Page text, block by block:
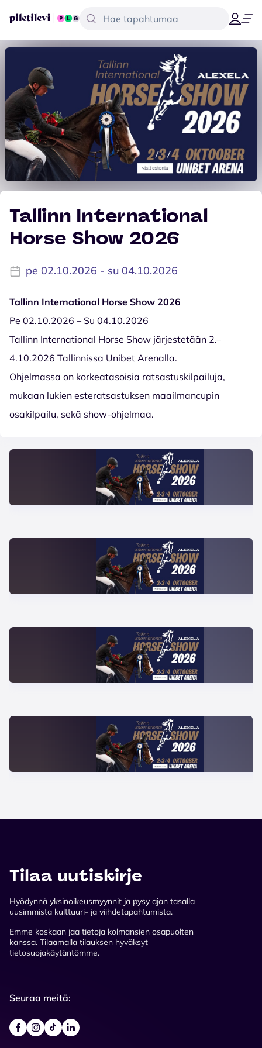
Tallinn International
Horse Show 2026
pe 02.10.2026 - su 04.10.2026
Tallinn International Horse Show 2026
Pe 02.10.2026 – Su 04.10.2026
Tallinn International Horse Show järjestetään 2.–
4.10.2026 Tallinnissa Unibet Arenalla.
Ohjelmassa on korkeatasoisia ratsastuskilpailuja,
mukaan lukien esteratsastuksen maailmancupin
osakilpailu, sekä show-ohjelmaa.
Tilaa uutiskirje
Hyödynnä yksinoikeusmyynnit ja pysy ajan tasalla
uusimmista kulttuuri- ja viihdetapahtumista.
Emme koskaan jaa tietoja kolmansien osapuolten
kanssa. Tilaamalla tilauksen hyväksyt
tietosuojakäytäntömme.
Seuraa meitä: